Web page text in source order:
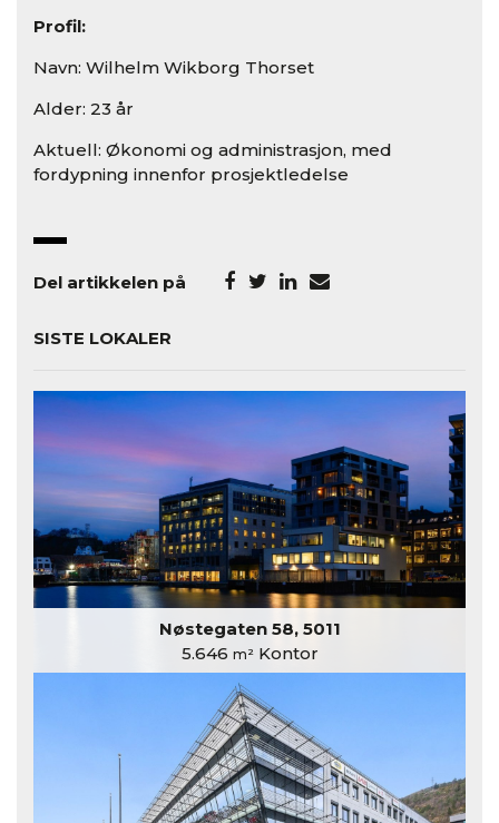
Profil:
Navn: Wilhelm Wikborg Thorset
Alder: 23 år
Aktuell: Økonomi og administrasjon, med
fordypning innenfor prosjektledelse
Del artikkelen på
SISTE LOKALER
Nøstegaten 58, 5011
5.646 m²Kontor